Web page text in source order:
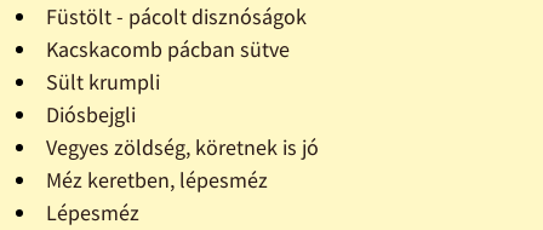
Füstölt - pácolt disznóságok
Kacskacomb pácban sütve
Sült krumpli
Diósbejgli
Vegyes zöldség, köretnek is jó
Méz keretben, lépesméz
Lépesméz